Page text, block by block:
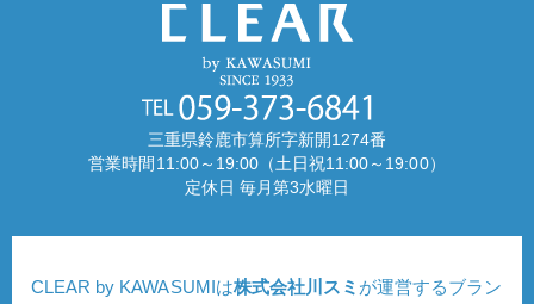
三重県鈴鹿市算所字新開1274番
営業時間11:00～19:00（土日祝11:00～19:00）
定休日 毎月第3水曜日
CLEAR by KAWASUMIは株式会社川スミ が運営するブラン